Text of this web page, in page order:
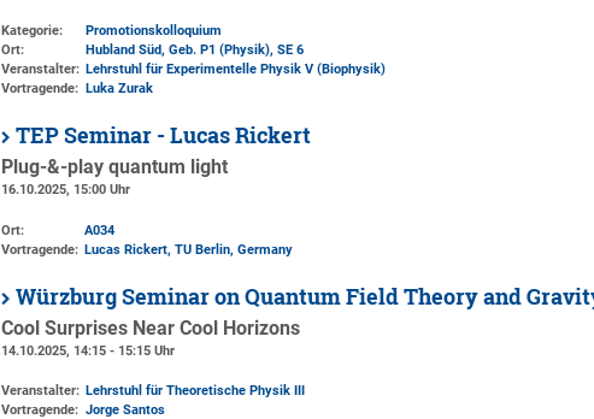
Kategorie:
Promotionskolloquium
Ort:
Hubland Süd, Geb. P1 (Physik), SE 6
Veranstalter: Lehrstuhl für Experimentelle Physik V (Biophysik)
Vortragende: Luka Zurak
TEP Seminar - Lucas Rickert
Plug-&-play quantum light
16.10.2025, 15:00 Uhr
Ort:
A034
Vortragende: Lucas Rickert, TU Berlin, Germany
Würzburg Seminar on Quantum Field Theory and
Cool Surprises Near Cool Horizons
14.10.2025, 14:15 - 15:15 Uhr
Veranstalter: Lehrstuhl für Theoretische Physik III
Vortragende: Jorge Santos